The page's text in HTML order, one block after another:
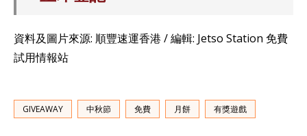
資料及圖片來源: 順豐速運香港 / 編輯: Jetso Station 免費
試用情報站
GIVEAWAY 中秋節 免費 月餅 有獎遊戲